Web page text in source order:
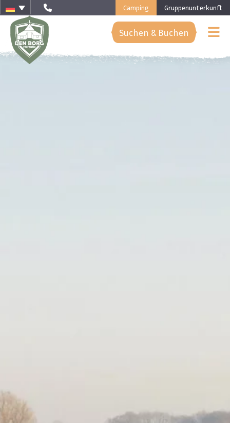
Camping Gruppenunterkunft
Suchen & Buchen